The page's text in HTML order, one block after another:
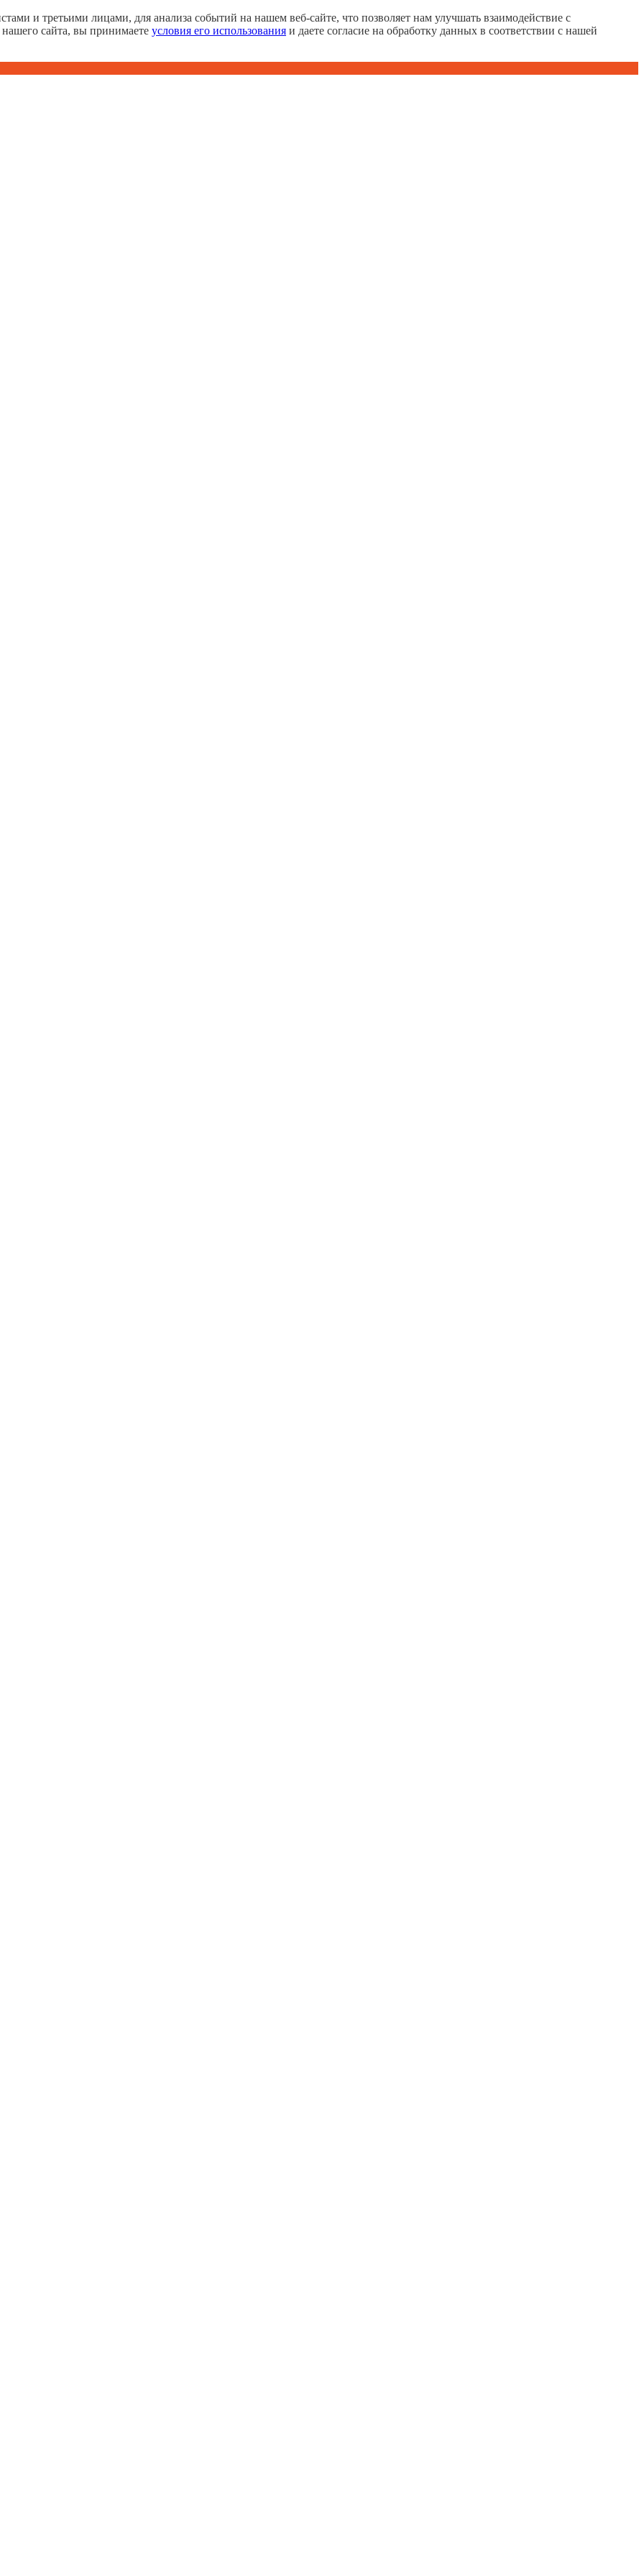
и третьими лицами, для анализа событий на нашем веб-сайте, что позволяет нам улучшать взаимодействие с
сайта, вы принимаете условия его использования и даете согласие на обработку данных в соответствии с нашей